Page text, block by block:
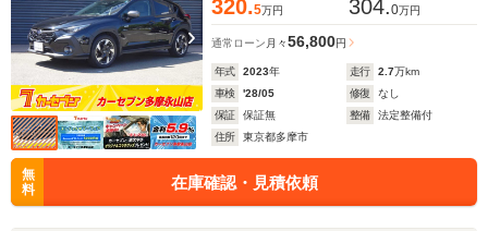
320.5万円 304.0万円
通常ローン 月々56,800円
年式 2023年 走行 2.7万km
車検
'28/05 修復
なし
保証
保証無 整備
法定整備付
住所
東京都多摩市
無
料
在庫確認・見積依頼